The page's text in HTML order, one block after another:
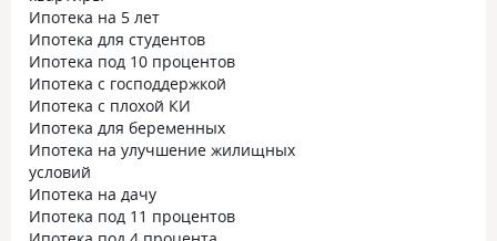
Ипотека на 5 лет
Ипотека для студентов
Ипотека под 10 процентов
Ипотека с господдержкой
Ипотека с плохой КИ
Ипотека для беременных
Ипотека на улучшение жилищных
условий
Ипотека на дачу
Ипотека под 11 процентов